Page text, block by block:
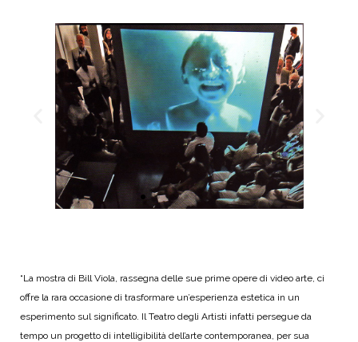
“La mostra di Bill Viola, rassegna delle sue prime opere di video arte, ci
offre la rara occasione di trasformare un’esperienza estetica in un
esperimento sul significato. Il Teatro degli Artisti infatti persegue da
tempo un progetto di intelligibilità dell’arte contemporanea, per sua